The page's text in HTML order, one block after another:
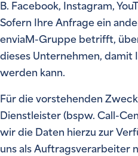
B. Facebook, Instagram,
Sofern Ihre Anfrage ein
enviaM-Gruppe betrifft,
dieses Unternehmen,
werden kann.
Für die vorstehenden
Dienstleister (bspw. Call-
wir die Daten hierzu zur
uns als Auftragsverarbeiter